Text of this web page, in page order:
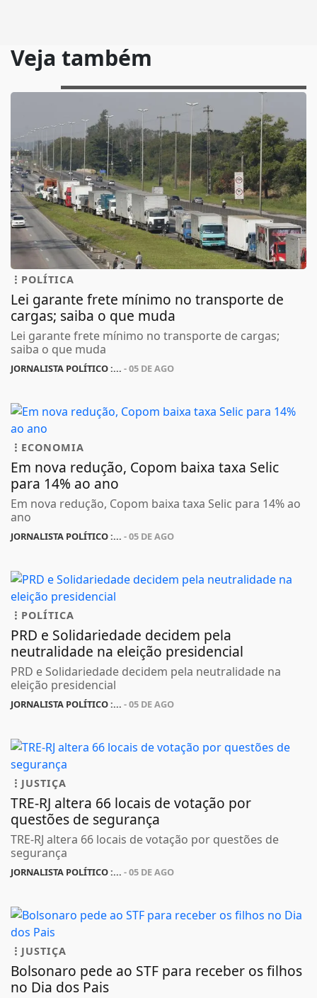
Veja também
POLÍTICA
Lei garante frete mínimo no transporte de
cargas; saiba o que muda
Lei garante frete mínimo no transporte de cargas;
saiba o que muda
JORNALISTA POLÍTICO :... - 05 DE AGO
ECONOMIA
Em nova redução, Copom baixa taxa Selic
para 14% ao ano
Em nova redução, Copom baixa taxa Selic para 14% ao
ano
JORNALISTA POLÍTICO :... - 05 DE AGO
POLÍTICA
PRD e Solidariedade decidem pela
neutralidade na eleição presidencial
PRD e Solidariedade decidem pela neutralidade na
eleição presidencial
JORNALISTA POLÍTICO :... - 05 DE AGO
JUSTIÇA
TRE-RJ altera 66 locais de votação por
questões de segurança
TRE-RJ altera 66 locais de votação por questões de
segurança
JORNALISTA POLÍTICO :... - 05 DE AGO
JUSTIÇA
Bolsonaro pede ao STF para receber os filhos
no Dia dos Pais